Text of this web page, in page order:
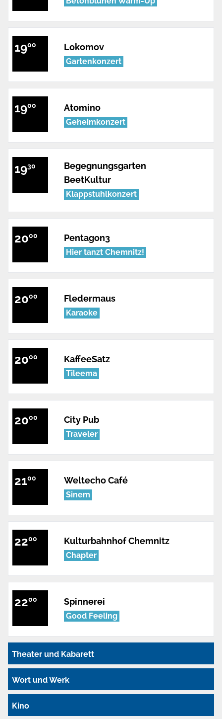
1900 Lokomov
Gartenkonzert
1900 Atomino
Geheimkonzert
1930
Begegnungsgarten
BeetKultur
Klappstuhlkonzert
2000 Pentagon3
Hier tanzt Chemnitz!
2000 Fledermaus
Karaoke
2000 KaffeeSatz
Tileema
2000 City Pub
Traveler
2100 Weltecho Café
Sinem
2200 Kulturbahnhof Chemnitz
Chapter
2200 Spinnerei
Good Feeling
Theater und Kabarett
Wort und Werk
Kino